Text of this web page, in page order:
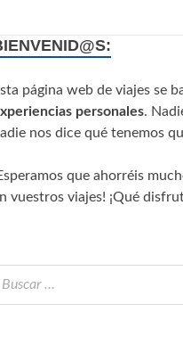
página web de viajes se
personales.
nos dice qué tenemos
que ahorréis
vuestros viajes! ¡Qué